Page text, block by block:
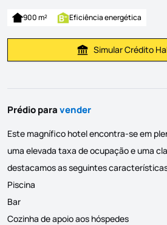
900 m² Eficiência energética
Simular
Simular Crédito
Prédio paravender
Este magnífico hotel encontra-se em
uma elevada taxa de ocupação e uma
destacamos as seguintes
Piscina
Bar
Cozinha de apoio aos hóspedes